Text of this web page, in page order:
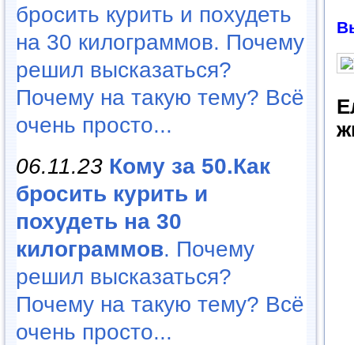
бросить курить и похудеть
на 30 килограммов. Почему
решил высказаться?
Почему на такую тему? Всё
очень просто...
06.11.23 Кому за 50.Как
бросить курить и
похудеть на 30
килограммов. Почему
решил высказаться?
Почему на такую тему? Всё
очень просто...